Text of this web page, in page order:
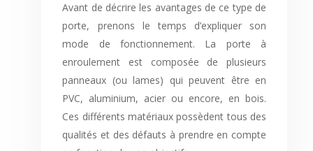
Avant de décrire les avantages de ce type de
porte, prenons le temps d’expliquer son
mode de fonctionnement. La porte à
enroulement est composée de plusieurs
panneaux (ou lames) qui peuvent être en
PVC, aluminium, acier ou encore, en bois.
Ces différents matériaux possèdent tous des
qualités et des défauts à prendre en compte